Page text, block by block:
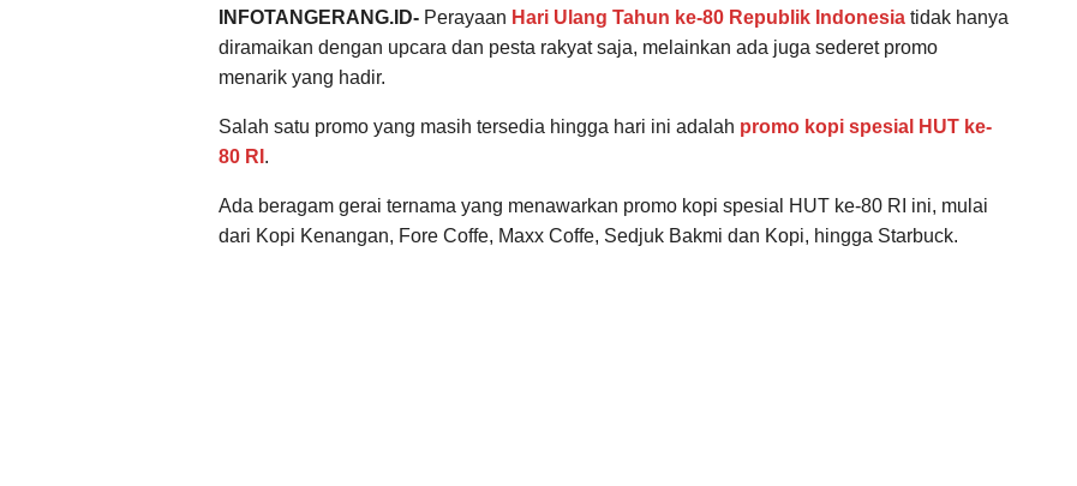
INFOTANGERANG.ID- Perayaan Hari Ulang Tahun ke-80 Republik Indonesia tidak hanya
diramaikan dengan upcara dan pesta rakyat saja, melainkan ada juga sederet promo
menarik yang hadir.
Salah satu promo yang masih tersedia hingga hari ini adalah promo kopi spesial HUT ke-
80 RI .
Ada beragam gerai ternama yang menawarkan promo kopi spesial HUT ke-80 RI ini, mulai
dari Kopi Kenangan, Fore Coffe, Maxx Coffe, Sedjuk Bakmi dan Kopi, hingga Starbuck.